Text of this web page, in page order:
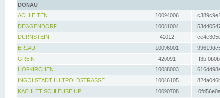
DONAU
ACHLEITEN
10094006
DEGGENDORF
10081004
DÜRNSTEIN
42012
ERLAU
10096001
GREIN
420091
HOFKIRCHEN
10088003
INGOLSTADT LUITPOLDSTRASSE
10046105
KACHLET SCHLEUSE UP
10090708